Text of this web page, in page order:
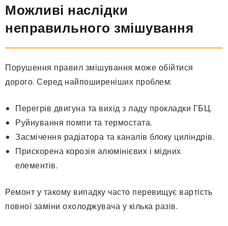
Можливі наслідки
неправильного змішування
Порушення правил змішування може обійтися
дорого. Серед найпоширеніших проблем:
Перегрів двигуна та вихід з ладу прокладки ГБЦ.
Руйнування помпи та термостата.
Засмічення радіатора та каналів блоку циліндрів.
Прискорена корозія алюмінієвих і мідних
елементів.
Ремонт у такому випадку часто перевищує вартість
повної заміни охолоджувача у кілька разів.